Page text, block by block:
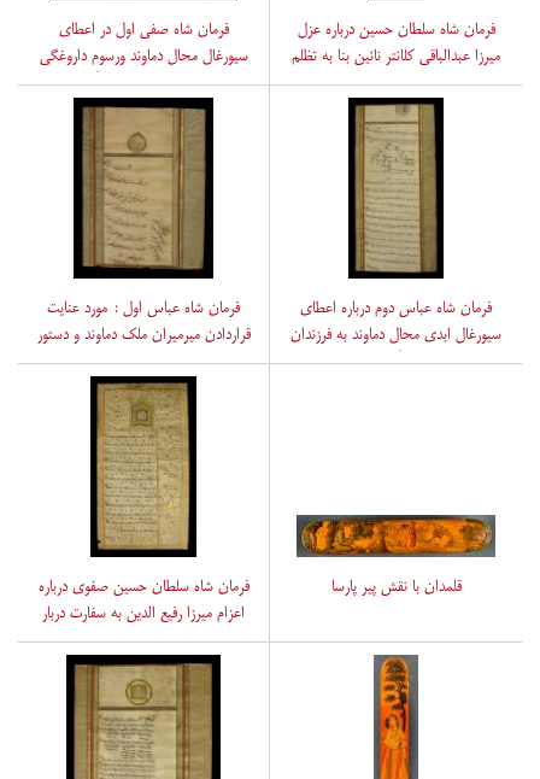
فرمان شاه سلطان حسین درباره عزل
میرزا عبدالباقی کلانتر نائین بنا به تظلم
خواهی مردم آنجا وانتصاب میرزا
ابوالبقاء نائینی به عنوان کلانتر جدید
فرمان شاه صفی اول در اعطای
سیورغال محال دماوند ورسوم داروغگی
به میرشاهمیر مین باشی وتأکید برعدم
تغییر وتبدیل در آنجا از سوی مستوفیان
عظام 1038 ق
فرمان شاه عباس دوم درباره اعطای
سیورغال ابدی محال دماوند به فرزندان
میر کته میر وتأکید برعدم طلب
فرمان شاه عباس اول : مورد عنایت
قراردادن میرمیران ملک دماوند و دستور
آمدن وی به موکب اردوی همایونی به
منظور ملاطفت نامبرده 995ق
قلمدان با نقش پیر پارسا
فرمان شاه سلطان حسین صفوی درباره
اعزام میرزا رفیع الدین به سفارت دربار
هند 1125ق.